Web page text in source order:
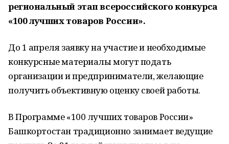
региональный этап всероссийского конкурса
«100 лучших товаров России».
До 1 апреля заявку на участие и необходимые
конкурсные материалы могут подать
организации и предприниматели, желающие
получить объективную оценку своей работы.
В Программе «100 лучших товаров России»
Башкортостан традиционно занимает ведущие